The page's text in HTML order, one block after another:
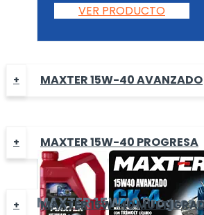
VER PRODUCTO
MAXTER 15W-40 AVANZADO
MAXTER 15W-40 PROGRESA
MAXTER15W40 Progresa
MAXTER 15W-40